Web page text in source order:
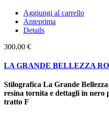
Aggiungi al carrello
Anteprima
Details
300,00 €
LA GRANDE BELLEZZA
Stilografica La Grande
resina tornita e dettagli in nero
tratto F